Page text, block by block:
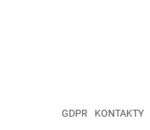
GDPR KONTAKTY